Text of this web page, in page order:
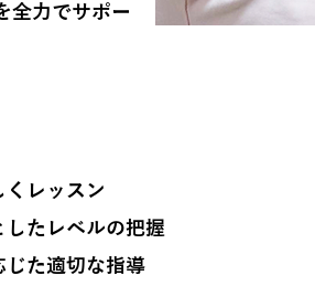
全力でサポー
レッスン
したレベルの把握
じた適切な指導